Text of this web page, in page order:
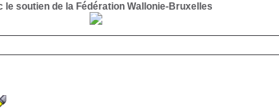
le soutien de la Fédération Wallonie-Bruxelles